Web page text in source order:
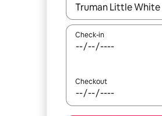
Quando os resultados
Check-in
Checkout